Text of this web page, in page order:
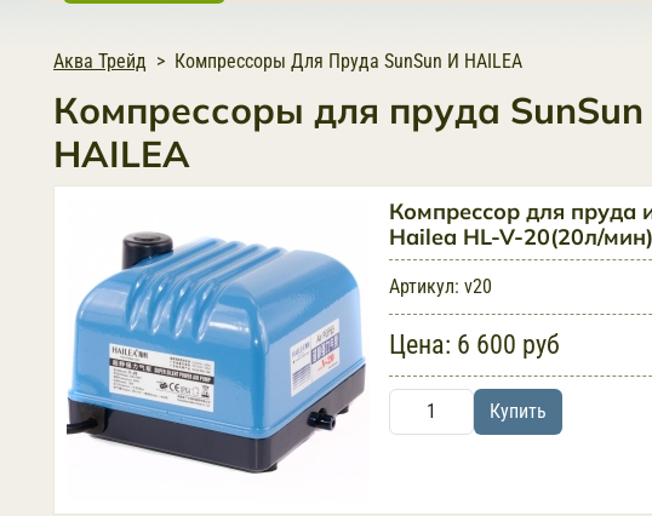
Аква Трейд Компрессоры Для Пруда SunSun И HAILEA
Компрессоры для пруда SunSun
HAILEA
Компрессор для пруда
Hailea HL-V-20(20л/мин)
Артикул: v20
Цена: 6 600 руб
Купить